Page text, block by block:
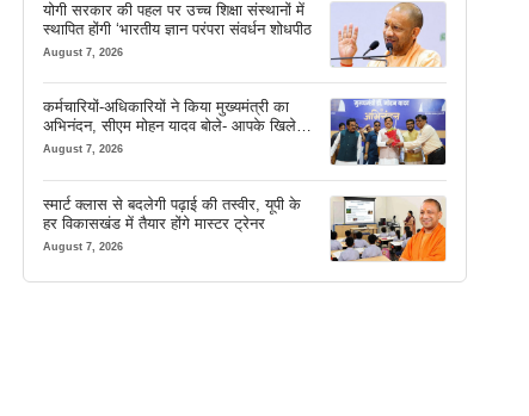
योगी सरकार की पहल पर उच्च शिक्षा संस्थानों में
स्थापित होंगी ‘भारतीय ज्ञान परंपरा संवर्धन शोधपीठ
August 7, 2026
कर्मचारियों-अधिकारियों ने किया मुख्यमंत्री का
अभिनंदन, सीएम मोहन यादव बोले- आपके खिले
चेहरे देखकर आनंद आता है
August 7, 2026
स्मार्ट क्लास से बदलेगी पढ़ाई की तस्वीर, यूपी के
हर विकासखंड में तैयार होंगे मास्टर ट्रेनर
August 7, 2026